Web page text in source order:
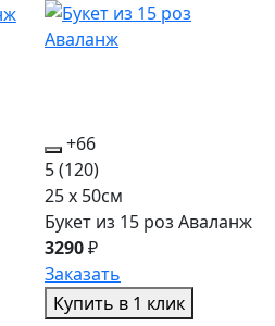
+66
5(120)
25 x 50см
Букет из 15 роз Аваланж
3290₽
Заказать
Купить в 1 клик